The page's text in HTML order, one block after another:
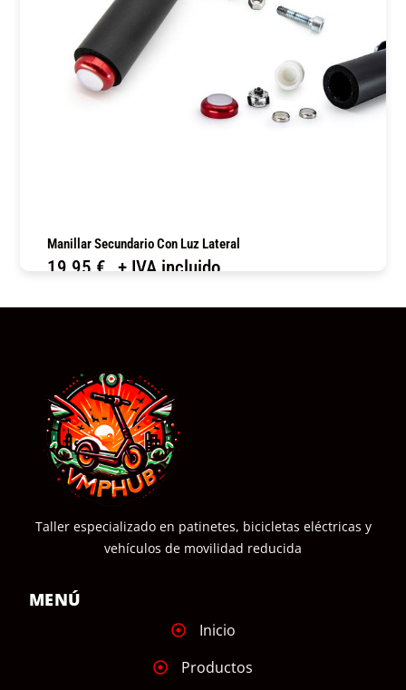
Manillar Secundario Con Luz Lateral
19,95 € + IVA incluido
Taller especializado en patinetes, bicicletas eléctricas y
vehículos de movilidad reducida
MENÚ
Inicio
Productos